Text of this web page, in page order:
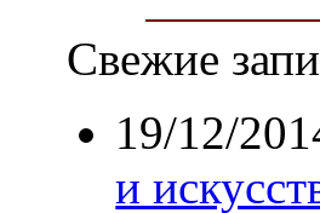
Свежие
19/12/
и